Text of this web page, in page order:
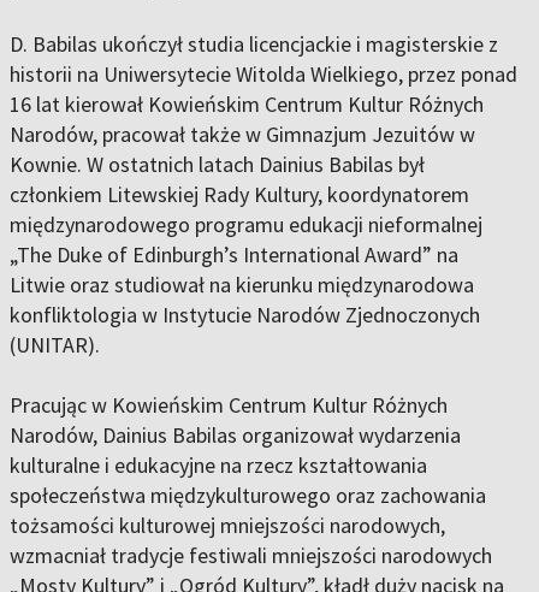
D. Babilas ukończył studia licencjackie i magisterskie z
historii na Uniwersytecie Witolda Wielkiego, przez ponad
16 lat kierował Kowieńskim Centrum Kultur Różnych
Narodów, pracował także w Gimnazjum Jezuitów w
Kownie. W ostatnich latach Dainius Babilas był
członkiem Litewskiej Rady Kultury, koordynatorem
międzynarodowego programu edukacji nieformalnej
„The Duke of Edinburgh’s International Award” na
Litwie oraz studiował na kierunku międzynarodowa
konfliktologia w Instytucie Narodów Zjednoczonych
(UNITAR).
Pracując w Kowieńskim Centrum Kultur Różnych
Narodów, Dainius Babilas organizował wydarzenia
kulturalne i edukacyjne na rzecz kształtowania
społeczeństwa międzykulturowego oraz zachowania
tożsamości kulturowej mniejszości narodowych,
wzmacniał tradycje festiwali mniejszości narodowych
„Mosty Kultury” i „Ogród Kultury”, kładł duży nacisk na